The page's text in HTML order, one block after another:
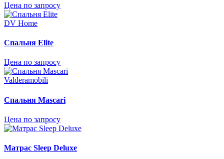
Цена по запросу
DV Home
Спальня Elite
Цена по запросу
Valderamobili
Спальня Mascari
Цена по запросу
Матрас Sleep Deluxe